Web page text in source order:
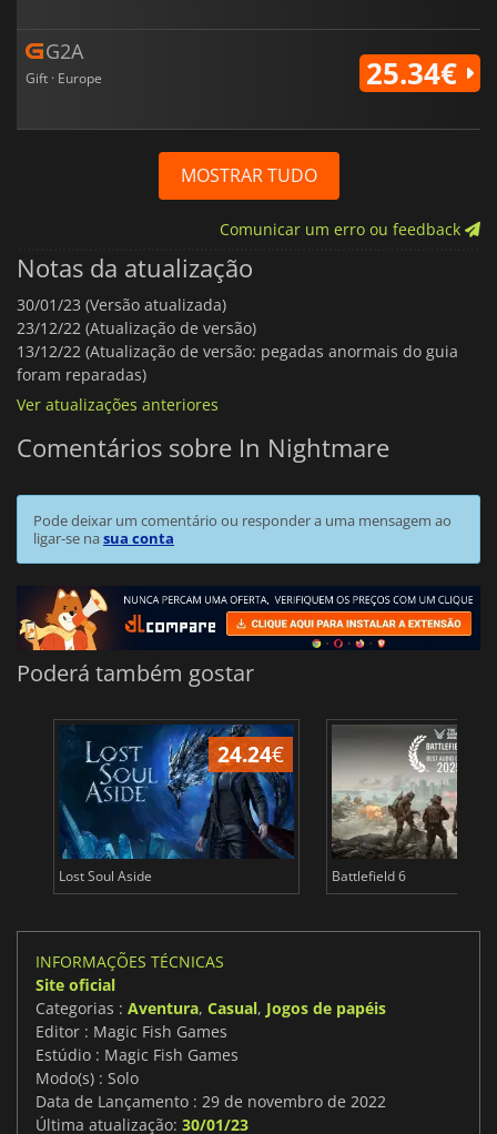
G2A
Gift · Europe 25.34€
MOSTRAR TUDO
Comunicar um erro ou feedback
Notas da atualização
30/01/23 (Versão atualizada)
23/12/22 (Atualização de versão)
13/12/22 (Atualização de versão: pegadas anormais do guia
foram reparadas)
Ver atualizações anteriores
Comentários sobre In Nightmare
Pode deixar um comentário ou responder a uma mensagem ao
ligar-se nasua conta
Poderá também gostar
24.24€
Lost Soul Aside Battlefield 6
INFORMAÇÕES TÉCNICAS
Site oficial
Categorias : Aventura, Casual, Jogos de papéis
Editor : Magic Fish Games
Estúdio : Magic Fish Games
Modo(s) : Solo
Data de Lançamento : 29 de novembro de 2022
Última atualização: 30/01/23